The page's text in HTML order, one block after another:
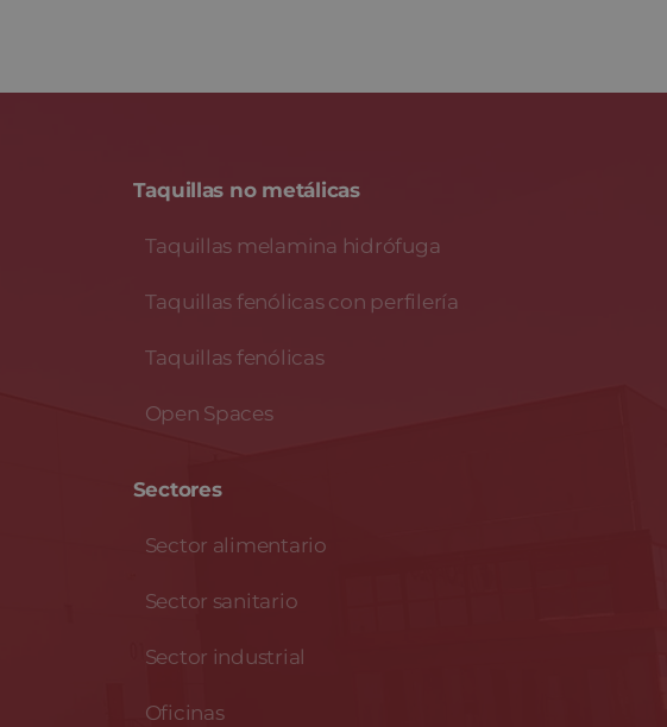
Taquillas no metálicas
Taquillas melamina hidrófuga
Taquillas fenólicas con perfilería
Taquillas fenólicas
Open Spaces
Sectores
Sector alimentario
Sector sanitario
Sector industrial
Oficinas